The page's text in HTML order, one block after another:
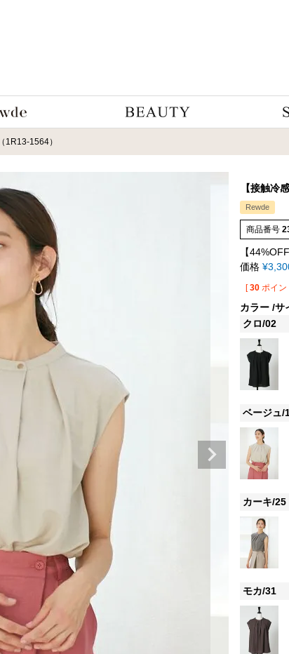
1R13-1564）
【接触冷感
Rewde
商品番号
【44%OFF
価格 ¥
[ 30 ポイン
カラー サ
クロ/02
ベージュ/
カーキ/25
モカ/31